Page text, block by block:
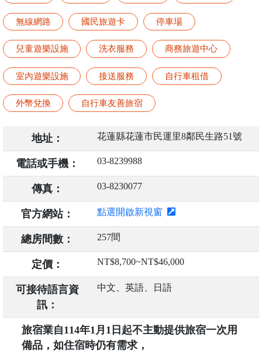
無線網路 國民旅遊卡 停車場
兒童遊樂設施 洗衣服務 商務旅遊中心
室內遊樂設施 接送服務 自行車租借
外幣兌換 自行車友善旅宿
地址： 花蓮縣花蓮市民運里8鄰民生路51號
電話或手機： 03-8239988
傳真： 03-8230077
官方網站： 點選開啟新視窗
總房間數： 257間
定價： NT$8,700~NT$46,000
可接待語言資
訊：
中文、英語、日語
旅宿業自114年1月1日起不主動提供旅宿一次用
備品，如住宿時仍有需求，